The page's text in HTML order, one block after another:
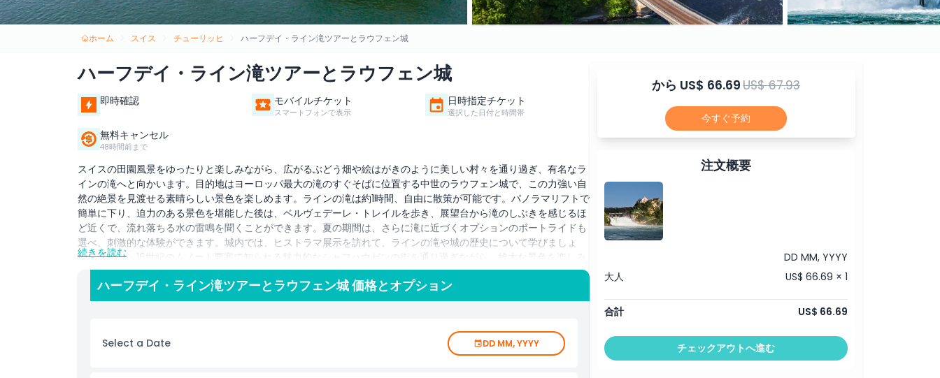
ホーム スイス チューリッヒ ハーフデイ・ライン滝ツアーとラウフェン城
ハーフデイ・ライン滝ツアーとラウフェン城
即時確認 モバイルチケット
スマートフォンで表示
日時指定チケット
選択した日付と時間帯
無料キャンセル
48時間前まで
スイスの田園風景をゆったりと楽しみながら、広がるぶどう畑や絵はがきのように美しい村々を通り過ぎ、有名なラ
インの滝へと向かいます。目的地はヨーロッパ最大の滝のすぐそばに位置する中世のラウフェン城で、この力強い自
然の絶景を見渡せる素晴らしい景色を楽しめます。ラインの滝は約1時間、自由に散策が可能です。パノラマリフトで
簡単に下り、迫力のある景色を堪能した後は、ベルヴェデーレ・トレイルを歩き、展望台から滝のしぶきを感じるほ
ど近くで、流れ落ちる水の雷鳴を聞くことができます。夏の期間は、さらに滝に近づくオプションのボートライドも
選べ、刺激的な体験ができます。城内では、ヒストラマ展示を訪れて、ラインの滝や城の歴史について学びましょ
う。帰路は、16世紀のムノート要塞で知られる魅力的なシャフハウゼンの街を通り過ぎながら、雄大な景色を楽しみ
ます。帰路途中にはドイツを短時間ドライブするため、充実した忘れられない日帰り旅行となります。
含まれるもの
続きを読む
ハーフデイ・ライン滝ツアーとラウフェン城 価格とオプション
Select a Date DD MM, YYYY
から US$ 66.69US$ 67.93
今すぐ予約
注文概要
DD MM, YYYY
大人
US$ 66.69 × 1
合計 US$ 66.69
チェックアウトへ進む